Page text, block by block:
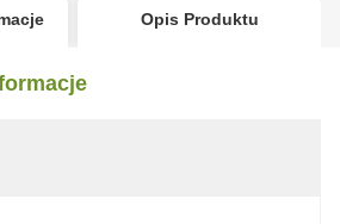
Opis Produktu